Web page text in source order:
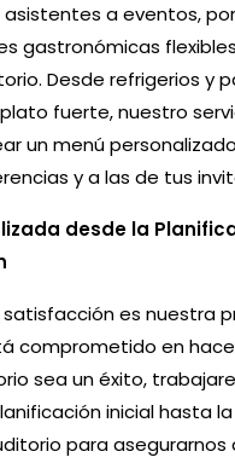
a eventos,
gastronómicas
Desde refrigerios y
fuerte, nuestro
un menú
y a las de tus
desde la
satisfacción es nuestra
comprometido en
sea un éxito,
inicial hasta
para asegurarnos